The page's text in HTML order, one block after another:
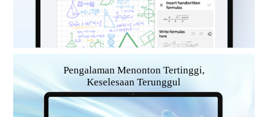
Pengalaman Menonton Tertinggi,
Keselesaan Terunggul